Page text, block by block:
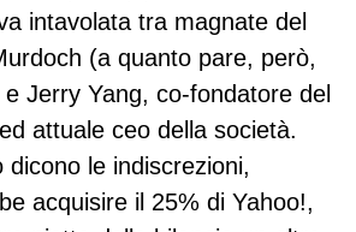
intavolata tra magnate del
(a quanto pare, però,
Jerry Yang, co-fondatore del
attuale ceo della società.
dicono le indiscrezioni,
acquisire il 25% di Yahoo!,